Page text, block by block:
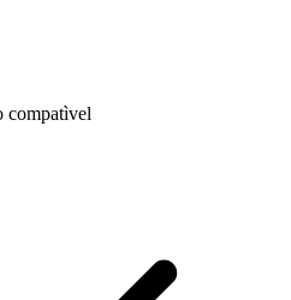
compatìvel